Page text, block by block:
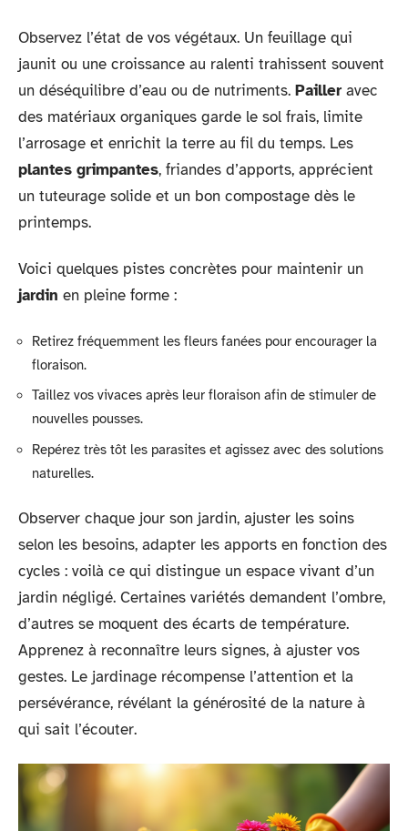
Observez l’état de vos végétaux. Un feuillage qui
jaunit ou une croissance au ralenti trahissent souvent
un déséquilibre d’eau ou de nutriments. Pailler avec
des matériaux organiques garde le sol frais, limite
l’arrosage et enrichit la terre au fil du temps. Les
plantes grimpantes, friandes d’apports, apprécient
un tuteurage solide et un bon compostage dès le
printemps.
Voici quelques pistes concrètes pour maintenir un
jardin en pleine forme :
Retirez fréquemment les fleurs fanées pour encourager la
floraison.
Taillez vos vivaces après leur floraison afin de stimuler de
nouvelles pousses.
Repérez très tôt les parasites et agissez avec des solutions
naturelles.
Observer chaque jour son jardin, ajuster les soins
selon les besoins, adapter les apports en fonction des
cycles : voilà ce qui distingue un espace vivant d’un
jardin négligé. Certaines variétés demandent l’ombre,
d’autres se moquent des écarts de température.
Apprenez à reconnaître leurs signes, à ajuster vos
gestes. Le jardinage récompense l’attention et la
persévérance, révélant la générosité de la nature à
qui sait l’écouter.